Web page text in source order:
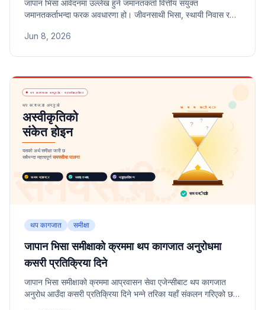
जापान भिसा आवेदनमा उल्लेख हुने जमानतकर्ता वित्तीय संयुक्त
जमानतकर्ताभन्दा फरक अवधारणा हो। जीवनसाथी भिसा, स्थायी निवास र
जिम्मेवारीको दायरा र योग्यताका सर्तहरू यहाँ संकलित छन्।
Jun 8, 2026
थप कागजात समीक्षा
जापान भिसा समीक्षाको क्रममा थप कागजात अनुरोधमा
कसरी प्रतिक्रिया दिने
जापान भिसा समीक्षाको क्रममा आप्रवासन सेवा एजेन्सीबाट थप कागजात
अनुरोध आउँदा कसरी प्रतिक्रिया दिने भन्ने तरिका यहाँ संकलन गरिएको छ।